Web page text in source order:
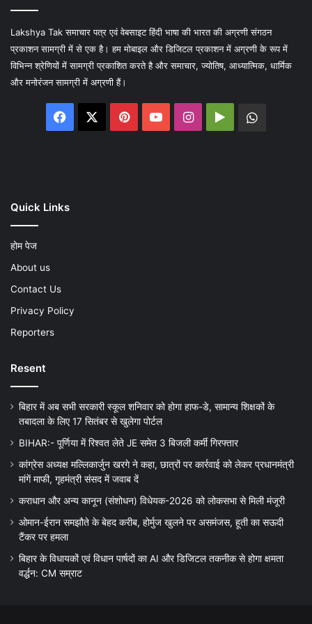
Lakshya Tak समाचार पत्र एवं वेबसाइट हिंदी भाषा की भारत की अग्रणी संगठन
प्रकाशन सामग्री में से एक है। हम मोबाइल और डिजिटल प्रकाशन में अग्रणी के रूप में
विभिन्न श्रेणियों में सामग्री प्रकाशित करते है और समाचार, ज्योतिष, आध्यात्मिक, धार्मिक
और मनोरंजन सामग्री में अग्रणी हैं।
Facebook PinterestYouTubeInstagram
Google
Quick Links
होम पेज
About us
Contact Us
Privacy Policy
Reporters
Resent
बिहार में अब सभी सरकारी स्कूल शनिवार को होगा हाफ-डे, सामान्य शिक्षकों के
तबादला के लिए 17 सितंबर से खुलेगा पोर्टल
BIHAR:- पूर्णिया में रिश्वत लेते JE समेत 3 बिजली कर्मी गिरफ्तार
कांग्रेस अध्यक्ष मल्लिकार्जुन खरगे ने कहा, छात्रों पर कार्रवाई को लेकर प्रधानमंत्री
मांगें माफी, गृहमंत्री संसद में जवाब दें
कराधान और अन्य कानून (संशोधन) विधेयक-2026 को लोकसभा से मिली मंजूरी
ओमान-ईरान समझौते के बेहद करीब, होर्मुज खुलने पर असमंजस, हूती का सऊदी
टैंकर पर हमला
बिहार के विधायकों एवं विधान पार्षदों का AI और डिजिटल तकनीक से होगा क्षमता
वर्द्धन: CM सम्राट